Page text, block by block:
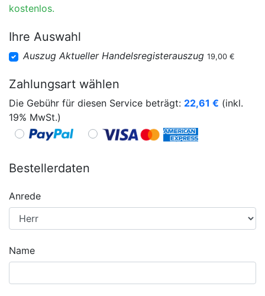
kostenlos.
Ihre Auswahl
Auszug Aktueller Handelsregisterauszug 19,00 €
Zahlungsart wählen
Die Gebühr für diesen Service beträgt: 22,61 € (inkl.
19% MwSt.)
Bestellerdaten
Anrede
Name